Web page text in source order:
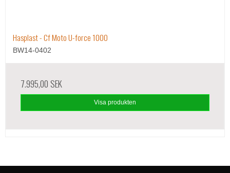
Hasplast - Cf Moto U-force 1000
BW14-0402
7.995,00 SEK
Visa produkten